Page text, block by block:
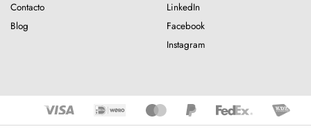
Contacto
Blog
LinkedIn
Facebook
Instagram